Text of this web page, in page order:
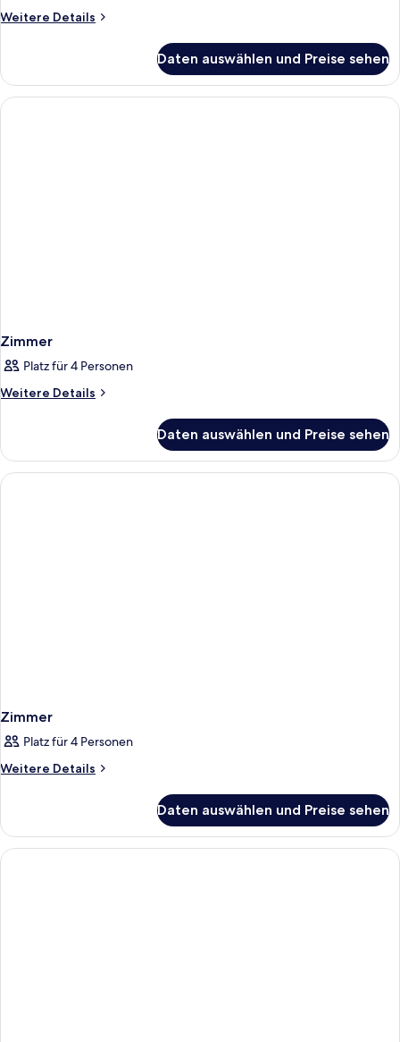
Weitere Details
Weitere
Daten auswählen und Preise sehen
Zimmer
Platz für 4 Personen
Weitere Details
Weitere
Daten auswählen und Preise sehen
Zimmer
Platz für 4 Personen
Weitere Details
Weitere
Daten auswählen und Preise sehen